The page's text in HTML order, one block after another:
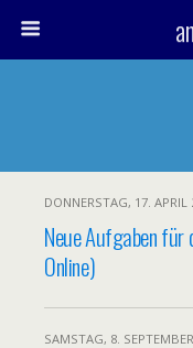
DONNERSTAG, 17. APRIL
Neue Aufgaben für
Online)
SAMSTAG, 8.